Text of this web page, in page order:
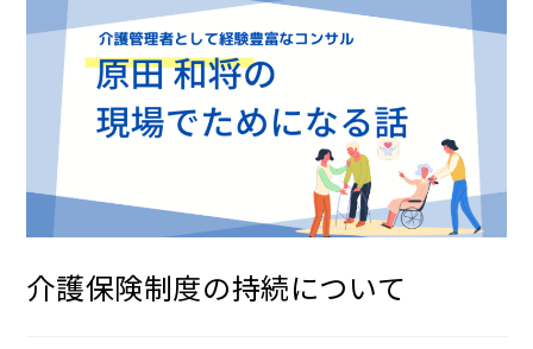
介護保険制度の持続について